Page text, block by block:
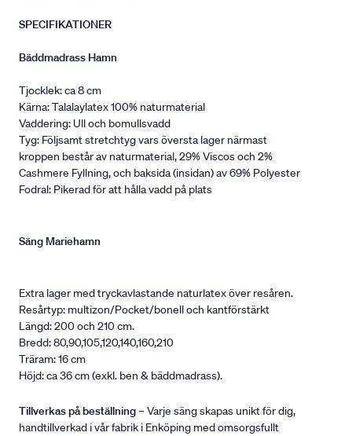
SPECIFIKATIONER
Bäddmadrass Hamn
Tjocklek: ca 8 cm
Kärna: Talalaylatex 100% naturmaterial
Vaddering: Ull och bomullsvadd
Tyg: Följsamt stretchtyg vars översta lager närmast
kroppen består av naturmaterial, 29% Viscos och 2%
Cashmere Fyllning, och baksida (insidan) av 69% Polyester
Fodral: Pikerad för att hålla vadd på plats
Säng Mariehamn
Extra lager med tryckavlastande naturlatex över resåren.
Resårtyp: multizon/Pocket/bonell och kantförstärkt
Längd: 200 och 210 cm.
Bredd: 80,90,105,120,140,160,210
Träram: 16 cm
Höjd: ca 36 cm (exkl. ben & bäddmadrass).
Tillverkas på beställning– Varje säng skapas unikt för dig,
handtillverkad i vår fabrik i Enköping med omsorgsfullt